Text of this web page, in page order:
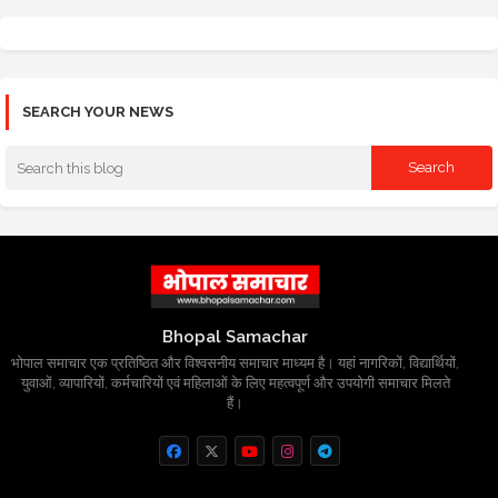
SEARCH YOUR NEWS
Bhopal Samachar
भोपाल समाचार एक प्रतिष्ठित और विश्वसनीय समाचार माध्यम है। यहां नागरिकों, विद्यार्थियों,
युवाओं, व्यापारियों, कर्मचारियों एवं महिलाओं के लिए महत्वपूर्ण और उपयोगी समाचार मिलते
हैं।